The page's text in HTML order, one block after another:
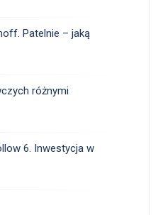
Patelnie – jaką
różnymi
6. Inwestycja w